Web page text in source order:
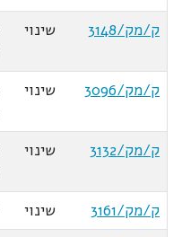
ק/מק/3148
שינוי
ק/מק/3096
שינוי
ק/מק/3132
שינוי
ק/מק/3161
שינוי